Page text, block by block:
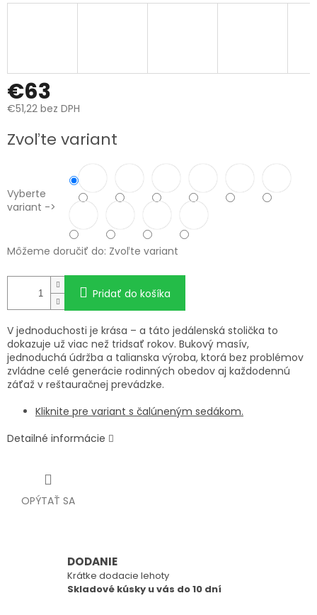
€63
€51,22 bez DPH
cena:
Zvoľte variant
Vyberte
variant ->
Môžeme doručiť do: Zvoľte variant
Pridať do košíka
V jednoduchosti je krása – a táto jedálenská stolička to
dokazuje už viac než tridsať rokov. Bukový masív,
jednoduchá údržba a talianska výroba, ktorá bez problémov
zvládne celé generácie rodinných obedov aj každodennú
záťaž v reštauračnej prevádzke.
Kliknite pre variant s čalúneným sedákom.
Detailné informácie
OPÝTAŤ SA
DODANIE
Krátke dodacie lehoty
Skladové kúsky u vás do 10 dní